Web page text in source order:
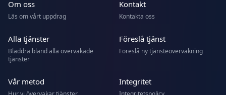
Om oss
Läs om vårt uppdrag
Kontakt
Kontakta oss
Alla tjänster
Bläddra bland alla övervakade
tjänster
Föreslå tjänst
Föreslå ny tjänsteövervakning
Vår metod Integritet